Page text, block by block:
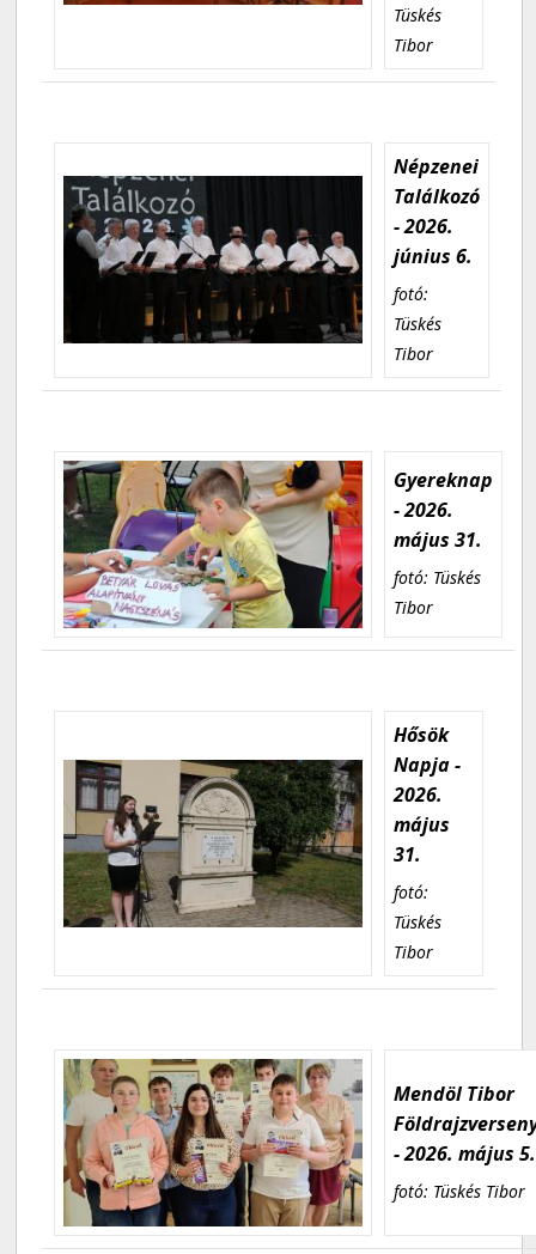
Tüskés
Tibor
Népzenei
Találkozó
- 2026.
június 6.
fotó:
Tüskés
Tibor
Gyereknap
- 2026.
május 31.
fotó: Tüskés
Tibor
Hősök
Napja -
2026.
május
31.
fotó:
Tüskés
Tibor
Mendöl Tibor
- 2026. május 5.
fotó: Tüskés Tibor